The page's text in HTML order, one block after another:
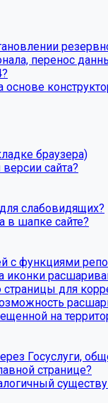
перенос
основе
браузера)
сайта?
слабовидящих?
в шапке сайте?
с функциями
иконки
для
на
Госуслуги,
странице?